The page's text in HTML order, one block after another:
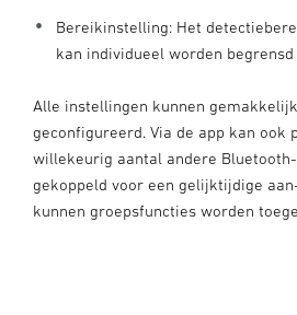
Bereikinstelling: Het
kan individueel worden
Alle instellingen kunnen
geconfigureerd. Via de app kan ook
willekeurig aantal andere
gekoppeld voor een gelijktijdige
kunnen groepsfuncties worden